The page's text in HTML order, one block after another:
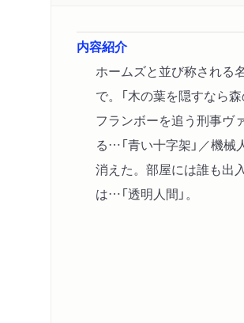
内容紹介
ホームズと並び称される
で。「木の葉を隠すなら
フランボーを追う刑事ヴ
る…「青い十字架」／機
消えた。部屋には誰も出
は…「透明人間」。